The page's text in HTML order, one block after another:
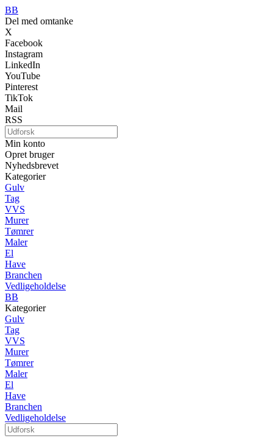
BB
Del med omtanke
X
Facebook
Instagram
LinkedIn
YouTube
Pinterest
TikTok
Mail
RSS
Min konto
Opret bruger
Nyhedsbrevet
Kategorier
Gulv
Tag
VVS
Murer
Tømrer
Maler
El
Have
Branchen
Vedligeholdelse
BB
Kategorier
Gulv
Tag
VVS
Murer
Tømrer
Maler
El
Have
Branchen
Vedligeholdelse